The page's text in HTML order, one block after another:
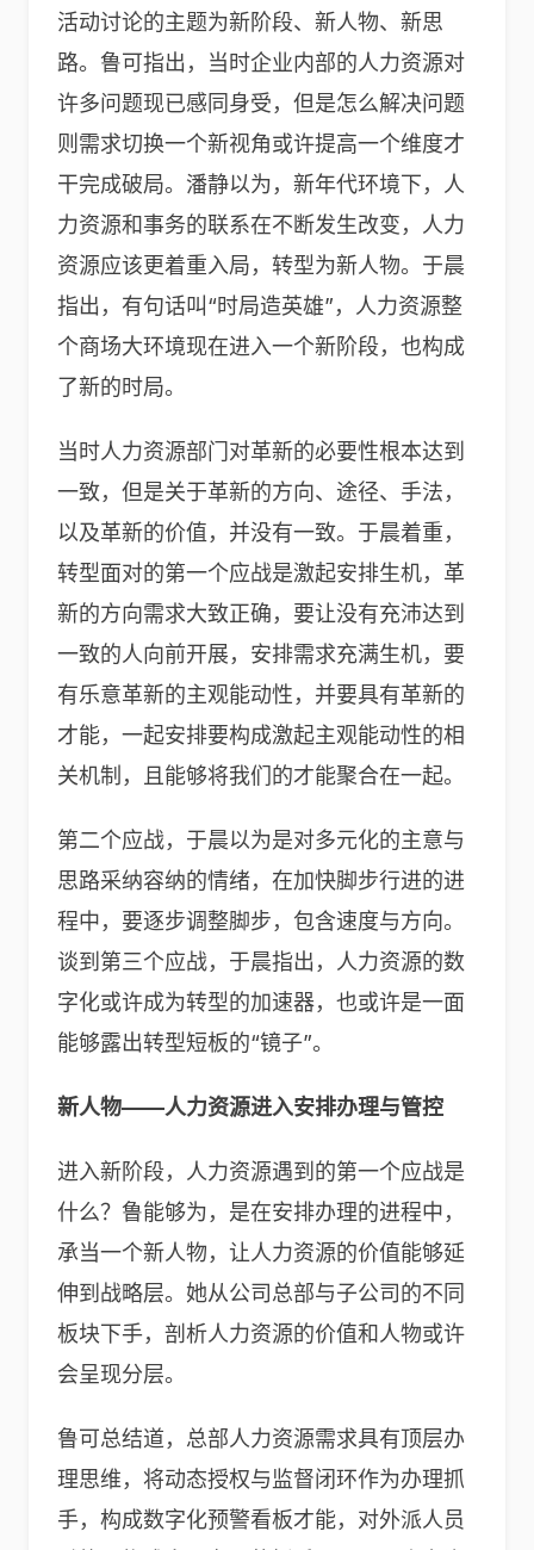
活动讨论的主题为新阶段、新人物、新思
路。鲁可指出，当时企业内部的人力资源对
许多问题现已感同身受，但是怎么解决问题
则需求切换一个新视角或许提高一个维度才
干完成破局。潘静以为，新年代环境下，人
力资源和事务的联系在不断发生改变，人力
资源应该更着重入局，转型为新人物。于晨
指出，有句话叫“时局造英雄”，人力资源整
个商场大环境现在进入一个新阶段，也构成
了新的时局。
当时人力资源部门对革新的必要性根本达到
一致，但是关于革新的方向、途径、手法，
以及革新的价值，并没有一致。于晨着重，
转型面对的第一个应战是激起安排生机，革
新的方向需求大致正确，要让没有充沛达到
一致的人向前开展，安排需求充满生机，要
有乐意革新的主观能动性，并要具有革新的
才能，一起安排要构成激起主观能动性的相
关机制，且能够将我们的才能聚合在一起。
第二个应战，于晨以为是对多元化的主意与
思路采纳容纳的情绪，在加快脚步行进的进
程中，要逐步调整脚步，包含速度与方向。
谈到第三个应战，于晨指出，人力资源的数
字化或许成为转型的加速器，也或许是一面
能够露出转型短板的“镜子”。
新人物——人力资源进入安排办理与管控
进入新阶段，人力资源遇到的第一个应战是
什么？鲁能够为，是在安排办理的进程中，
承当一个新人物，让人力资源的价值能够延
伸到战略层。她从公司总部与子公司的不同
板块下手，剖析人力资源的价值和人物或许
会呈现分层。
鲁可总结道，总部人力资源需求具有顶层办
理思维，将动态授权与监督闭环作为办理抓
手，构成数字化预警看板才能，对外派人员